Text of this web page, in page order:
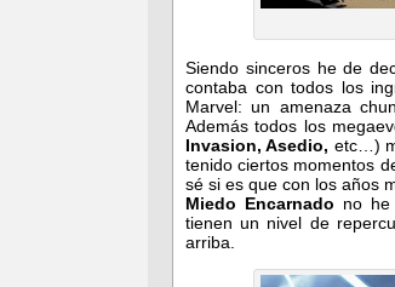
Siendo sinceros he de
contaba con todos los
Marvel: un amenaza
Además todos los
Invasion, Asedio, etc…)
tenido ciertos momentos
sé si es que con los años
Miedo Encarnado no he
tienen un nivel de
arriba.